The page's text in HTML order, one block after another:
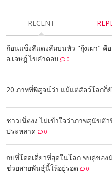
RECENT
ก้อนแข็งสีแดงส้มบนหัว "กุ้งเผา" คื
อ.เจษฎ์ ไขคำตอบ
0
20 ภาพที่พิสูจน์ว่า แม้แต่สัตว์โลกก็ยั
ชาวเน็ตงง ไม่เข้าใจว่าภาพสุนัขตั
ประหลาด
0
กบที่โดดเดี่ยวที่สุดในโลก พบคู่ของ
ช่วยสายพันธุ์นี้ให้อยู่รอด
0